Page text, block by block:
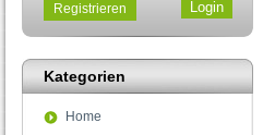
Registrieren
Kategorien
Home